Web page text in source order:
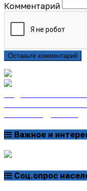
Комментарий
Оставьте комментарий
Важное и
Соц.опрос